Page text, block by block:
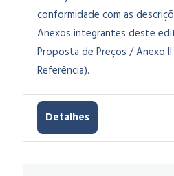
conformidade com as
Anexos integrantes deste
Proposta de Preços / Anexo
Referência).
Detalhes